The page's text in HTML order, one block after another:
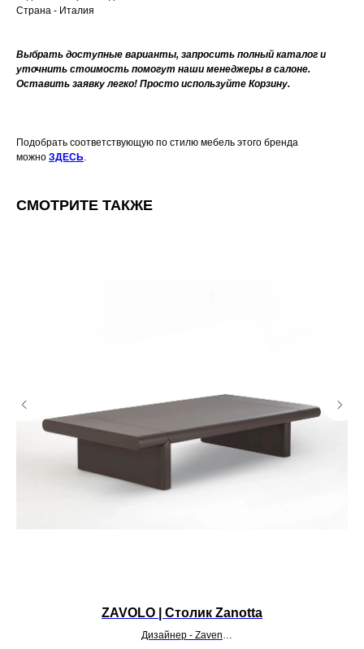
Страна - Италия
Выбрать доступные варианты, запросить полный каталог и
уточнить стоимость помогут наши менеджеры в салоне.
Оставить заявку легко! Просто используйте Корзину.
Подобрать соответствующую по стилю мебель этого бренда
можно ЗДЕСЬ.
СМОТРИТЕ ТАКЖЕ
ZAVOLO | Столик Zanotta
Дизайнер - Zaven